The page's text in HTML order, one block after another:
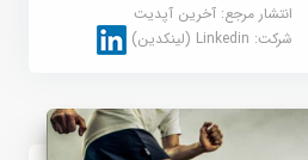
انتشار مرجع:آخرین آپدیت
شرکت:Linkedin (لینکدین)